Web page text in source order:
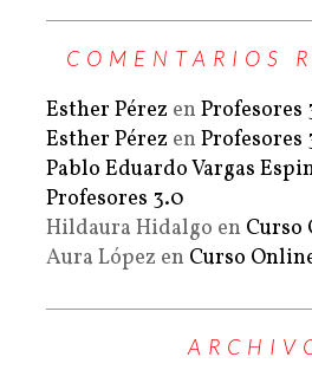
COMENTARIOS
Esther Pérez en Profesores
Esther Pérez en Profesores
Pablo Eduardo Vargas
Profesores 3.0
Hildaura Hidalgo en
Aura López en Curso